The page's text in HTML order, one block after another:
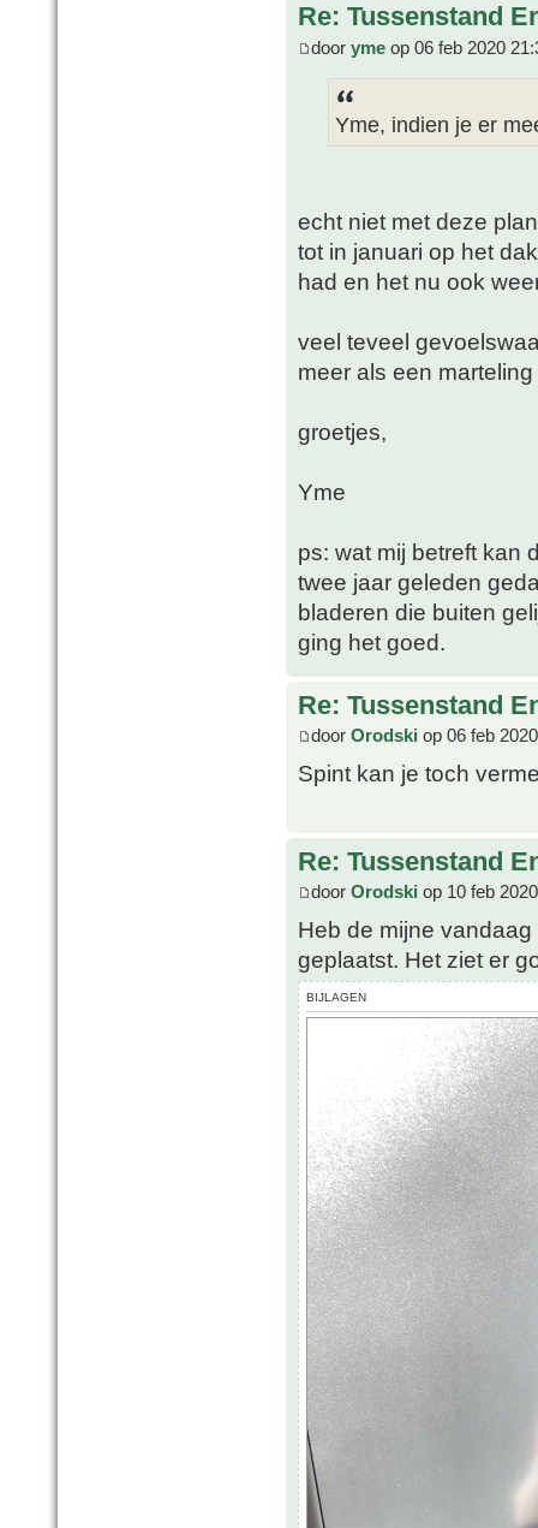
Re: Tussenstand
door yme op 06 feb 2020
Yme, indien je er
echt niet met deze
tot in januari op het
had en het nu ook
veel teveel
meer als een
groetjes,
Yme
ps: wat mij betreft kan
twee jaar geleden
bladeren die buiten
ging het goed.
Re: Tussenstand
door Orodski op 06 feb
Spint kan je toch
Re: Tussenstand
door Orodski op 10 feb
Heb de mijne
geplaatst. Het ziet er
BIJLAGEN